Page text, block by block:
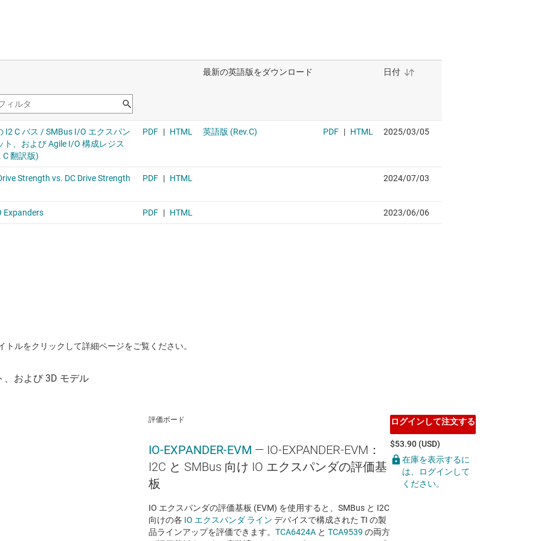
ルをクリックして詳細ページをご覧ください。
評価ボード
IO-EXPANDER-EVM — IO-EXPANDER-EVM：
I2C と SMBus 向け IO エクスパンダの評価基
板
IO エクスパンダの評価基板 (EVM) を使用すると、SMBus と I2C
向けの各 IO エクスパンダ ライン デバイスで構成された TI の製
品ラインアップを評価できます。 TCA6424A と TCA9539 の両方
ログインして注文する
$53.90 (USD)
在庫を表示するに
は、ログインして
ください。